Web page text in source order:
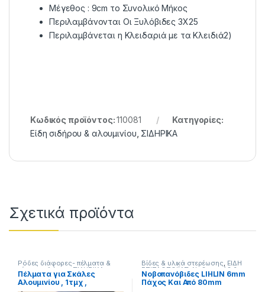
Μέγεθος : 9cm το Συνολικό Μήκος
Περιλαμβάνονται Οι Ξυλόβιδες 3Χ25
Περιλαμβάνεται η Κλειδαριά με τα Κλειδιά2)
Κωδικός προϊόντος:110081
Κατηγορίες:
Είδη σιδήρου & αλουμινίου ΣΙΔΗΡΙΚΑ
Σχετικά προϊόντα
Ρόδες διάφορες- πέλματα &
τάπες σωλήνων, ΣΙΔΗΡΙΚΑ
Πέλματα για Σκάλες
Αλουμινίου , 1τμχ ,
Βίδες & υλικά στερέωσης, ΕΙΔΗ
ΕΠΙΠΛΟΠΟΙΪΑΣ, Νοβοπανόβιδες
& είδη σύνδεσης ξύλων,
ΣΙΔΗΡΙΚΑ
Νοβοπανόβιδες LIHLIN 6mm
Πάχος Και Από 80mm